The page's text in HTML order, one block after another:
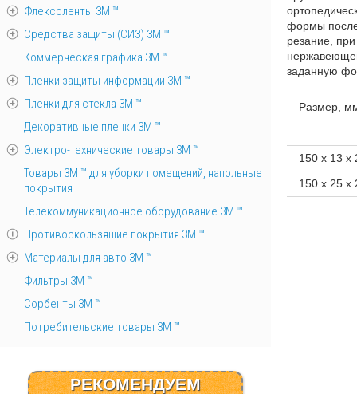
формы
резание,
заданную
Размер,
150 х 13 х
150 х 25 х
Флексоленты 3М ™
Средства защиты (СИЗ) 3M ™
Коммерческая графика 3М ™
Пленки защиты информации 3М ™
Пленки для стекла 3М ™
Декоративные пленки 3М ™
Электро-технические товары 3М ™
Товары 3М ™ для уборки помещений, напольные
покрытия
Телекоммуникационное оборудование 3М ™
Противоскользящие покрытия 3М ™
Материалы для авто 3М ™
Фильтры 3М ™
Сорбенты 3М ™
Потребительские товары 3М ™
РЕКОМЕНДУЕМ